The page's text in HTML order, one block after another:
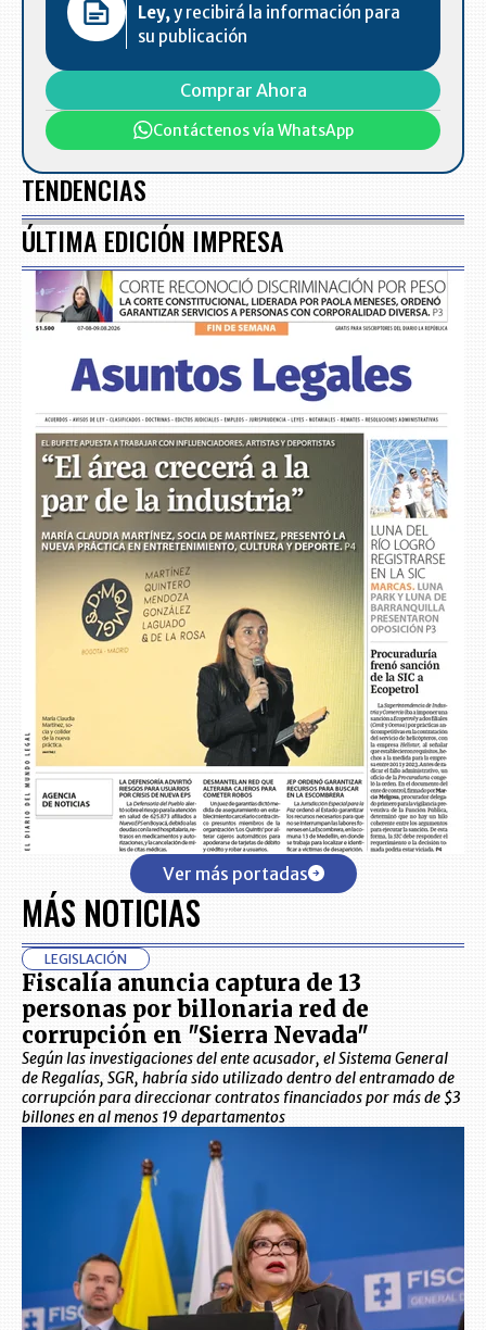
Ley,y recibirá la información para
su publicación
Comprar Ahora
Contáctenos vía WhatsApp
TENDENCIAS
ÚLTIMA EDICIÓN IMPRESA
Ver más portadas
MÁS NOTICIAS
LEGISLACIÓN
Fiscalía anuncia captura de 13
personas por billonaria red de
corrupción en "Sierra Nevada"
Según las investigaciones del ente acusador, el Sistema General
de Regalías, SGR, habría sido utilizado dentro del entramado de
corrupción para direccionar contratos financiados por más de $3
billones en al menos 19 departamentos